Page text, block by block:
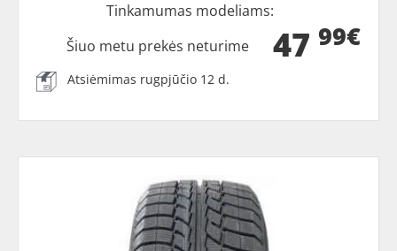
Tinkamumas modeliams:
47 99€
Šiuo metu prekės neturime
Atsiėmimas rugpjūčio 12 d.